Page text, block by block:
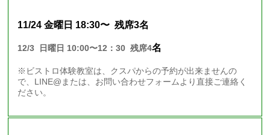
11/24 金曜日 18:30〜 残席3名
12/3 日曜日 10:00〜12：30 残席4名
※ビストロ体験教室は、クスパからの予約が出来ませんの
で、LINE@または、お問い合わせフォームより直接ご連絡く
ださい。